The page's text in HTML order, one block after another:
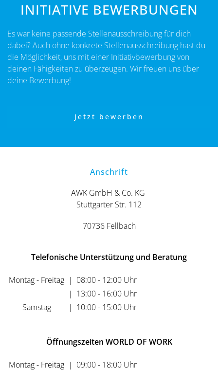
INITIATIVE BEWERBUNGEN
Es war keine passende Stellenausschreibung für dich
dabei?Auch ohne konkrete Stellenausschreibung hast du
die Möglichkeit, uns mit einer Initiativbewerbung von
deinen Fähigkeiten zu überzeugen. Wir freuen uns über
deine Bewerbung!
Jetzt bewerben
Anschrift
AWK GmbH & Co. KG
Stuttgarter Str. 112
70736 Fellbach
Telefonische Unterstützung und Beratung
Montag - Freitag | 08:00 - 12:00 Uhr
| 13:00 - 16:00 Uhr
Samstag
| 10:00 - 15:00 Uhr
Öffnungszeiten WORLD OF WORK
Montag - Freitag | 09:00 - 18:00 Uhr